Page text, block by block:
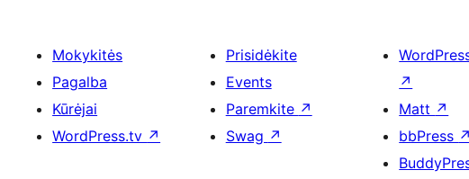
Mokykitės
Pagalba
Kūrėjai
WordPress.tv ↗
Prisidėkite
Events
Paremkite ↗
Swag ↗
↗
Matt ↗
bbPress ↗